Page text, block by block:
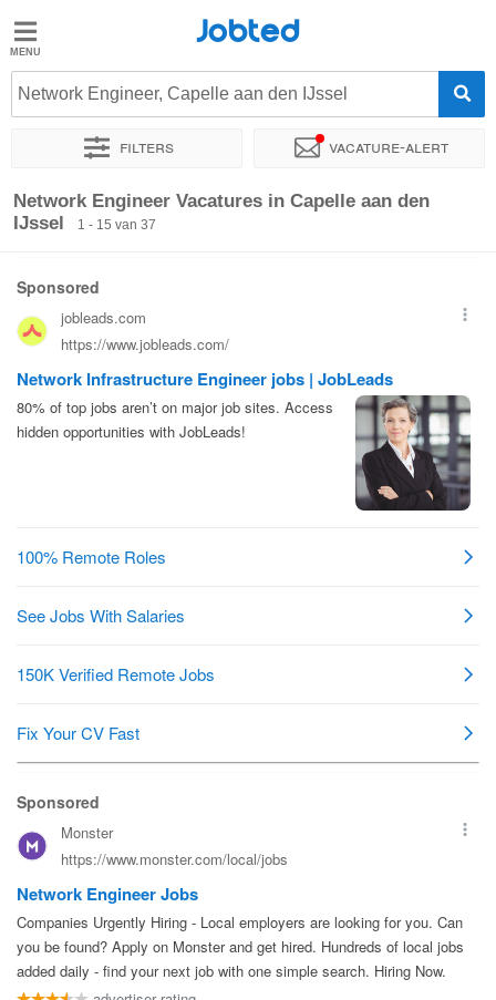
Jobted
Vacatures
Salarissen
Jobted
Network Engineer, Capelle aan den IJssel
Filters Vacature-alert
Sorteer op Exacte locatie Soort dienstverband
Network Engineer Vacatures in Capelle aan den
IJssel
1 - 15 van 37